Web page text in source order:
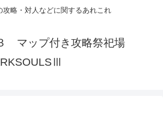
攻略・対人などに関するあれこれ
マップ付き攻略祭祀場